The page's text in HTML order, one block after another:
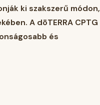
ki szakszerű módon,
A dōTERRA CPTG
és